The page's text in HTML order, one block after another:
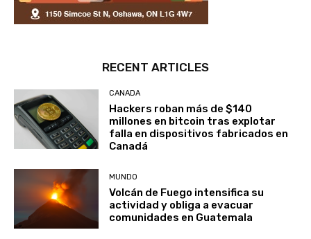
Hackers roban más de $140
millones en bitcoin tras explotar
falla en dispositivos fabricados en
Canadá
Volcán de Fuego intensifica su
actividad y obliga a evacuar
comunidades en Guatemala